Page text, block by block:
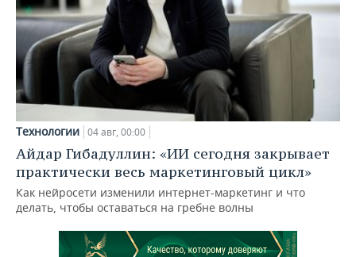
Технологии 04 авг, 00:00
Айдар Гибадуллин: «ИИ сегодня закрывает
практически весь маркетинговый цикл»
Как нейросети изменили интернет-маркетинг и что
делать, чтобы оставаться на гребне волны